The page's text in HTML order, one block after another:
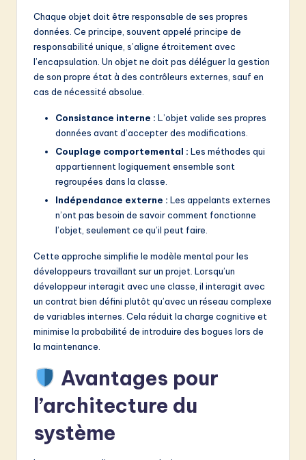
Chaque objet doit être responsable de ses propres
données. Ce principe, souvent appelé principe de
responsabilité unique, s’aligne étroitement avec
l’encapsulation. Un objet ne doit pas déléguer la gestion
de son propre état à des contrôleurs externes, sauf en
cas de nécessité absolue.
Consistance interne : L’objet valide ses propres
données avant d’accepter des modifications.
Couplage comportemental : Les méthodes qui
appartiennent logiquement ensemble sont
regroupées dans la classe.
Indépendance externe : Les appelants externes
n’ont pas besoin de savoir comment fonctionne
l’objet, seulement ce qu’il peut faire.
Cette approche simplifie le modèle mental pour les
développeurs travaillant sur un projet. Lorsqu’un
développeur interagit avec une classe, il interagit avec
un contrat bien défini plutôt qu’avec un réseau complexe
de variables internes. Cela réduit la charge cognitive et
minimise la probabilité de introduire des bogues lors de
la maintenance.
Avantages pour
l’architecture du
système